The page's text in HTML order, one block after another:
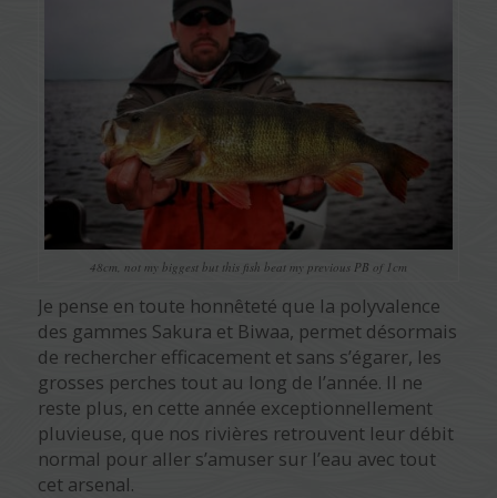
48cm, not my biggest but this fish beat my previous PB of 1cm
Je pense en toute honnêteté que la polyvalence
des gammes Sakura et Biwaa, permet désormais
de rechercher efficacement et sans s’égarer, les
grosses perches tout au long de l’année. Il ne
reste plus, en cette année exceptionnellement
pluvieuse, que nos rivières retrouvent leur débit
normal pour aller s’amuser sur l’eau avec tout
cet arsenal.